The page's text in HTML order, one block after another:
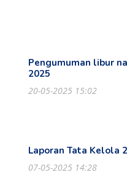
Pengumuman libur
2025
20-05-2025 15:02
Laporan Tata Kelola
07-05-2025 14:28